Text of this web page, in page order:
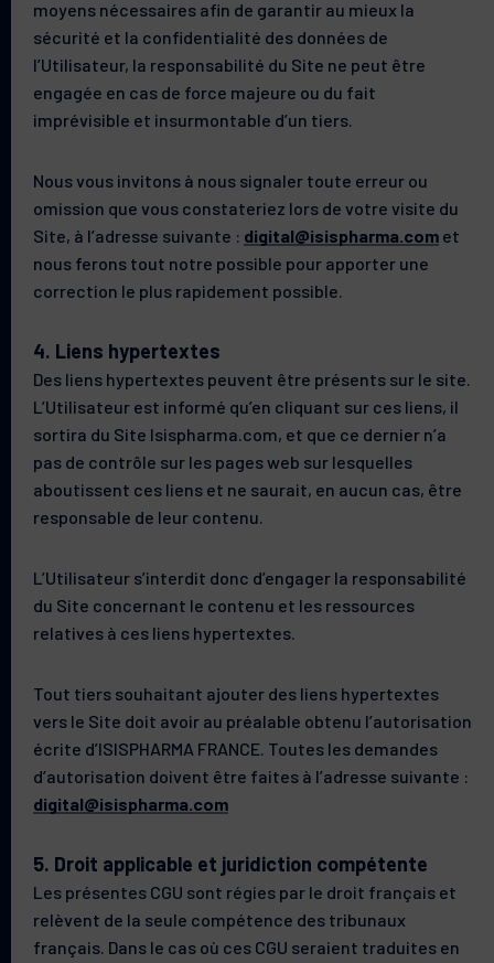
moyens nécessaires afin de garantir au mieux la
sécurité et la confidentialité des données de
l’Utilisateur, la responsabilité du Site ne peut être
engagée en cas de force majeure ou du fait
imprévisible et insurmontable d’un tiers.
Nous vous invitons à nous signaler toute erreur ou
omission que vous constateriez lors de votre visite du
Site, à l’adresse suivante : digital@isispharma.com et
nous ferons tout notre possible pour apporter une
correction le plus rapidement possible.
4. Liens hypertextes
Des liens hypertextes peuvent être présents sur le site.
L’Utilisateur est informé qu’en cliquant sur ces liens, il
sortira du Site Isispharma.com, et que ce dernier n’a
pas de contrôle sur les pages web sur lesquelles
aboutissent ces liens et ne saurait, en aucun cas, être
responsable de leur contenu.
L’Utilisateur s’interdit donc d’engager la responsabilité
du Site concernant le contenu et les ressources
relatives à ces liens hypertextes.
Tout tiers souhaitant ajouter des liens hypertextes
vers le Site doit avoir au préalable obtenu l’autorisation
écrite d’ISISPHARMA FRANCE. Toutes les demandes
d’autorisation doivent être faites à l’adresse suivante :
digital@isispharma.com
5. Droit applicable et juridiction compétente
Les présentes CGU sont régies par le droit français et
relèvent de la seule compétence des tribunaux
français. Dans le cas où ces CGU seraient traduites en